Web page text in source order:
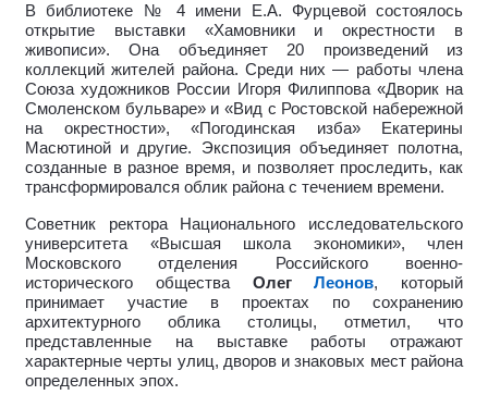
В библиотеке № 4 имени Е.А. Фурцевой состоялось
открытие выставки «Хамовники и окрестности в
живописи». Она объединяет 20 произведений из
коллекций жителей района. Среди них — работы члена
Союза художников России Игоря Филиппова «Дворик на
Смоленском бульваре» и «Вид с Ростовской набережной
на окрестности», «Погодинская изба» Екатерины
Масютиной и другие. Экспозиция объединяет полотна,
созданные в разное время, и позволяет проследить, как
трансформировался облик района с течением времени.
Советник ректора Национального исследовательского
университета «Высшая школа экономики», член
Московского отделения Российского военно-
исторического общества ОлегЛеонов, который
принимает участие в проектах по сохранению
архитектурного облика столицы, отметил, что
представленные на выставке работы отражают
характерные черты улиц, дворов и знаковых мест района
определенных эпох.